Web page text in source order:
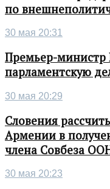
по
30 мая 20:31
Премьер-
парламентскую
30 мая 20:29
Словения
Армении в
члена Совбеза
30 мая 20:23